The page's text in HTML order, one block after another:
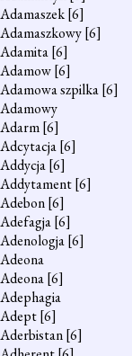
Adamaszek[6]
Adamaszkowy[6]
Adamita[6]
Adamow[6]
Adamowa szpilka[6]
Adamowy
Adarm[6]
Adcytacja[6]
Addycja[6]
Addytament[6]
Adebon[6]
Adefagja[6]
Adenologja[6]
Adeona
Adeona[6]
Adephagia
Adept[6]
Aderbistan[6]